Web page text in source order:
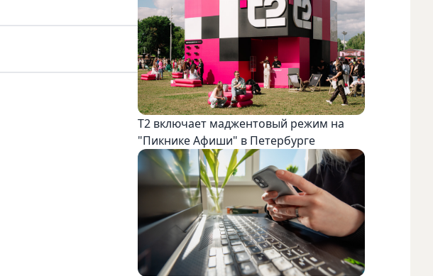
Т2 включает маджентовый режим на
"Пикнике Афиши" в Петербурге